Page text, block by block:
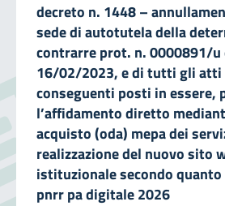
decreto n. 1448 –
sede di autotutela della
contrarre prot. n. 0000891/u
16/02/2023, e di tutti gli atti
conseguenti posti in essere,
l’affidamento diretto
acquisto (oda) mepa dei
realizzazione del nuovo sito
istituzionale secondo
pnrr pa digitale 2026